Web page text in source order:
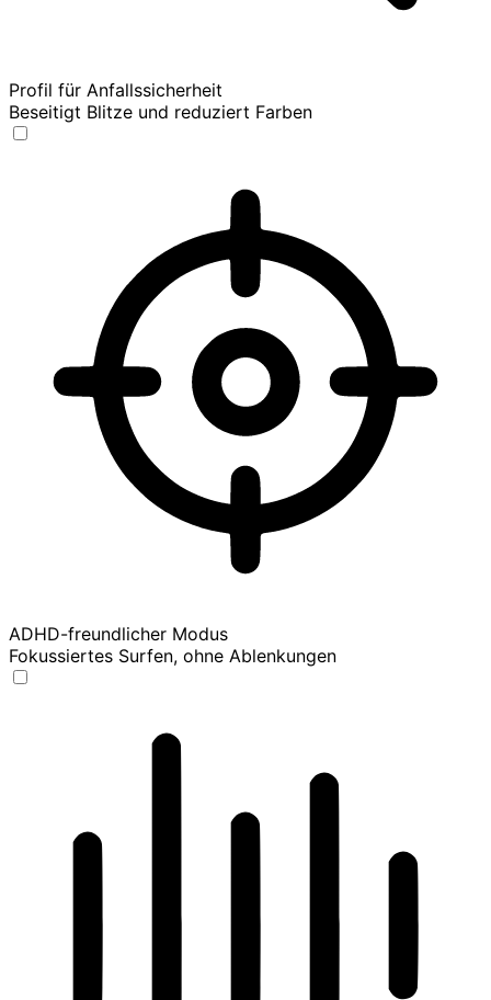
Profil für Anfallssicherheit
Beseitigt Blitze und reduziert Farben
ADHD-freundlicher Modus
Fokussiertes Surfen, ohne Ablenkungen